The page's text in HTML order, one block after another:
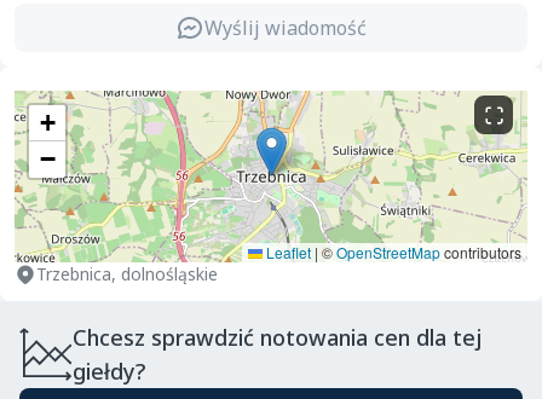
Wyślij wiadomość
+
−
Leaflet | ©OpenStreetMapcontributors
Trzebnica, dolnośląskie
Chcesz sprawdzić notowania cen dla tej
giełdy?